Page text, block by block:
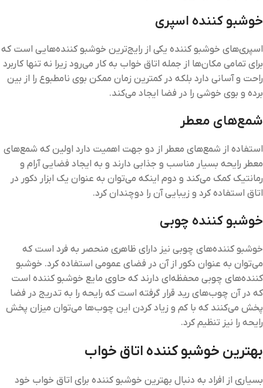
خوشبو کننده اسپری
اسپری‌های خوشبو کننده یکی از رایج‌ترین خوشبو کننده‌هایی است که
برای تمامی مکان‌ها از جمله اتاق خواب به کار می‌رود زیرا نه تنها کاربرد
راحت و آسانی دارد بلکه در کمترین زمان ممکن بوی نامطبوع را از بین
برده و بوی خوشی را در فضا ایجاد می‌کند.
شمع‌های معطر
استفاده از شمع‌های معطر از دو جهت اهمیت دارد اولین که شمع‌های
معطر رایحه بسیار مناسب و جذابی دارند و به ایجاد فضایی آرام و
رمانتیک کمک می‌کند و دوم اینکه می‌توان به عنوان یک ابزار دکور در
اتاق استفاده کرد و زیبایی آن را دوچندان کرد.
خوشبو کننده چوبی
خوشبو کننده‌های چوبی نیز دارای ظاهری منحصر به فرد است که
می‌توان به عنوان دکور از آن در فضای عمومی استفاده کرد. خوشبو
کننده‌های چوبی محفظه‌ای دارند که حاوی مایع خوشبو کننده است
که در آن چوب‌های رید قرار گرفته است که رایحه را به تدریج در فضا
پخش می‌کنند که با کم و زیاد کردن این چوب‌ها می‌توان میزان پخش
رایحه را نیز تنظیم کرد.
بهترین خوشبو کننده اتاق خواب
بسیاری از افراد به دنبال بهترین خوشبو کننده برای اتاق خواب خود